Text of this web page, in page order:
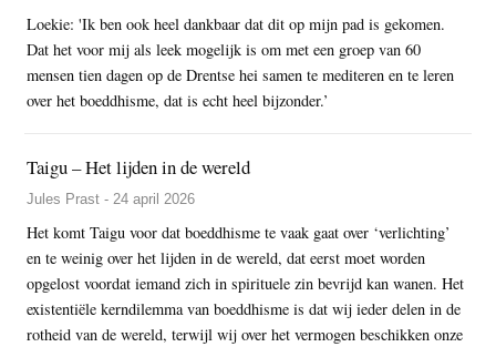
Loekie: 'Ik ben ook heel dankbaar dat dit op mijn pad is gekomen.
Dat het voor mij als leek mogelijk is om met een groep van 60
mensen tien dagen op de Drentse hei samen te mediteren en te leren
over het boeddhisme, dat is echt heel bijzonder.’
Taigu – Het lijden in de wereld
Jules Prast - 24 april 2026
Het komt Taigu voor dat boeddhisme te vaak gaat over ‘verlichting’
en te weinig over het lijden in de wereld, dat eerst moet worden
opgelost voordat iemand zich in spirituele zin bevrijd kan wanen. Het
existentiële kerndilemma van boeddhisme is dat wij ieder delen in de
rotheid van de wereld, terwijl wij over het vermogen beschikken onze